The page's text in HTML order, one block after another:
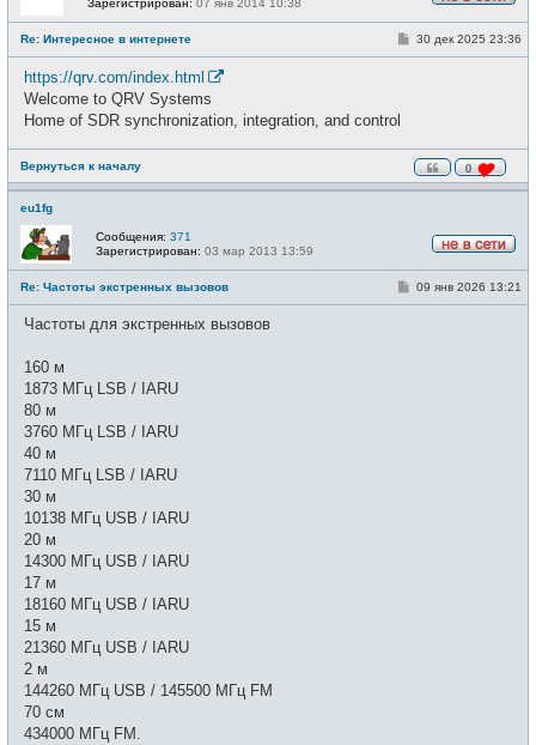
е
в
с
Зарегистрирован: 07 янв 2014 10:38
Re: Интересное в интернете
0
С
е
30 дек 2025 23:36
https://qrv.com/index.html
Welcome to QRV Systems
Home of SDR synchronization, integration, and control
Вернуться к началу
eu1fg
е
в
с
Сообщения: 371
Зарегистрирован: 03 мар 2013 13:59
Re: Частоты экстренных вызовов
С09 янв 2026 13:21
Частоты для экстренных вызовов
160 м
1873 МГц LSB / IARU
80 м
3760 МГц LSB / IARU
40 м
7110 МГц LSB / IARU
30 м
10138 МГц USB / IARU
20 м
14300 МГц USB / IARU
17 м
18160 МГц USB / IARU
15 м
21360 МГц USB / IARU
2 м
144260 МГц USB / 145500 МГц FM
70 см
434000 МГц FM.